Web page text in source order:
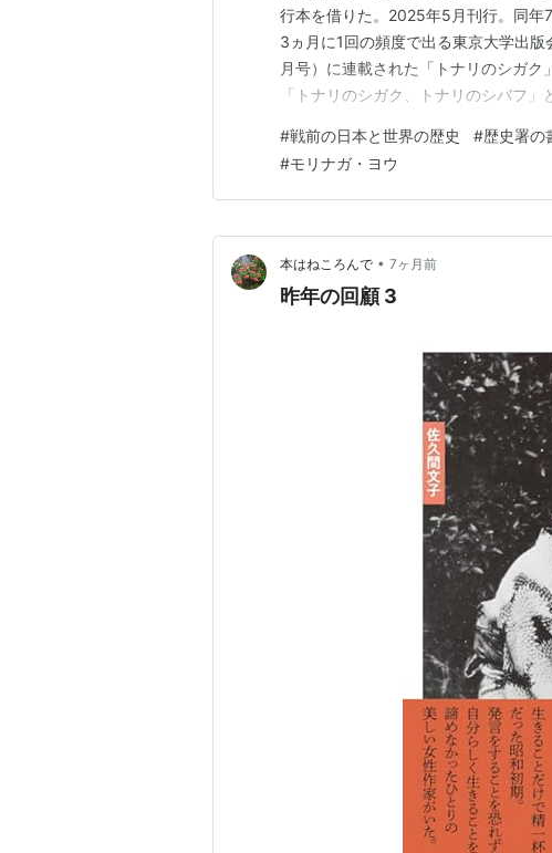
行本を借りた。2025年5月刊行。同年
3ヵ月に1回の頻度で出る東京大学出
月号）に連載された「トナリのシガク
「トナリのシガク、トナリのシバフ
研究科教授で、専門は日本近代史。本
なり、「西洋史・東洋史あるいはグロ
#戦前の日本と世界の歴史 #歴史署の
#モリナガ・ヨウ
本はねころんで • 7ヶ月前
昨年の回顧 3